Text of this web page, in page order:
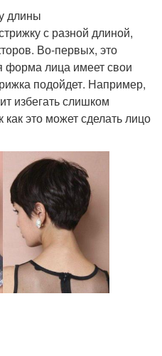
длины
с разной длиной,
Во-первых, это
лица имеет свои
подойдет. Например,
избегать слишком
как это может сделать лицо